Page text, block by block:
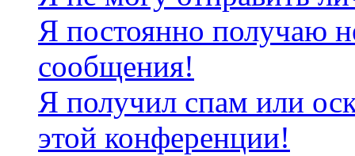
Я постоянно получаю
сообщения!
Я получил спам или
этой конференции!